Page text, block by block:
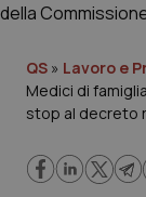
Regioni e Asl
Lavoro e
QS » Lavoro e
Medici di
stop al decreto
della